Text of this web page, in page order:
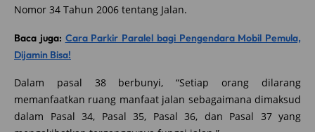
Nomor 34 Tahun 2006 tentang Jalan.
Baca juga: Cara Parkir Paralel bagi Pengendara Mobil Pemula,
Dijamin Bisa!
Dalam pasal 38 berbunyi, “Setiap orang dilarang
memanfaatkan ruang manfaat jalan sebagaimana dimaksud
dalam Pasal 34, Pasal 35, Pasal 36, dan Pasal 37 yang